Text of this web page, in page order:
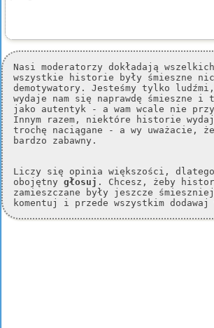
Nasi moderatorzy dokładają
wszystkie historie były śmieszne
demotywatory. Jesteśmy tylko ludźmi,
wydaje nam się naprawdę śmieszne i
jako autentyk - a wam wcale nie
Innym razem, niektóre historie
trochę naciągane - a wy uważacie,
bardzo zabawny.
Liczy się opinia większości,
obojętny głosuj . Chcesz, żeby
zamieszczane były jeszcze
komentuj i przede wszystkim dodawaj